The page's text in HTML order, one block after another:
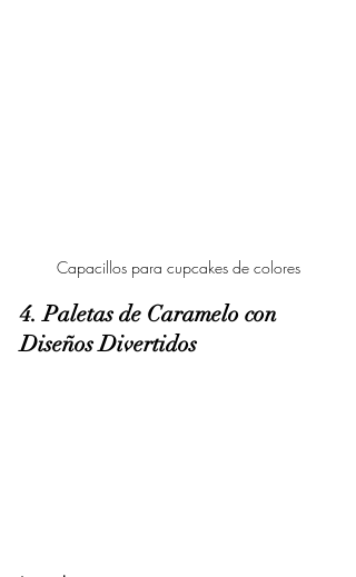
Capacillos para cupcakes de colores
4. Paletas de Caramelo con
Diseños Divertidos